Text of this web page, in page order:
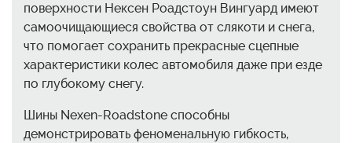
поверхности Нексен Роадстоун Вингуард имеют
самоочищающиеся свойства от слякоти и снега,
что помогает сохранить прекрасные сцепные
характеристики колес автомобиля даже при езде
по глубокому снегу.
Шины Nexen-Roadstone способны
демонстрировать феноменальную гибкость,